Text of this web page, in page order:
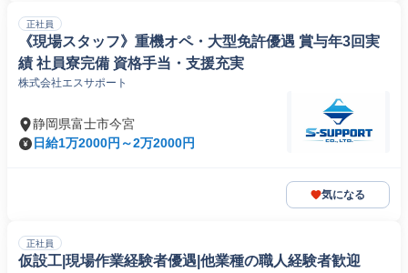
正社員
《現場スタッフ》重機オペ・大型免許優遇 賞与年3回実
績 社員寮完備 資格手当・支援充実
株式会社エスサポート
静岡県富士市今宮
日給1万2000円～2万2000円
気になる
正社員
仮設工|現場作業経験者優遇|他業種の職人経験者歓迎